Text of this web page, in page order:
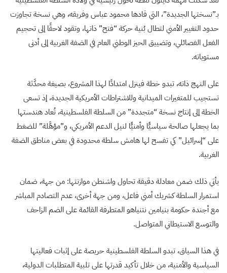
بـ”نسختها الجديدة”، التي قادها محمود عباس وفريقه، وهي نسخة تجاوزت
حدود التغيير الأمني لتطال بُنية حركة “فتح” ذاتها، وتقود لاحقًا إلى تحجيم
الفعل الفصائلي، وتضييق الحيز الوطني العام في الضفة الغربية إلى أدنى
مستوياته.
على النهج ذاته، تبدو خطة فينزل امتدادًا لهذا المشروع، بصيغة محدَّثة
تستجيب للمتغيرات الميدانية وللاشتراطات الأمريكية الجديدة، إذ تسعى
الخطة إلى إنتاج نسخة “متجددة” من السلطة الفلسطينية، تُعاد هندستها
بما يجعلها صالحة سياسيًّا وأمنيًّا لنيل الدعم الأمريكي، و”مؤهَّلة” للضغط
على “إسرائيل” كي تفسح لها هامش سلطة محدودة في بعض مناطق الضفة
الغربية.
يأتي ذلك ضمن معادلة دقيقة تحاول واشنطن موازنتها: من جهة، ضمان
استمرار السلطة كشريك أمني فاعل، ومن جهة أخرى، عدم التصادم المباشر
مع أجندة حكومة بنيامين نتنياهو المتطرفة القائمة على الضم الزاحف
والتوسع الاستيطاني المتواصل.
في هذا السياق، تبدو السلطة الفلسطينية حريصة على إثبات فعاليتها
السياسية والأمنية، من خلال تأكيد قدرتها على تلبية المتطلبات الدولية،